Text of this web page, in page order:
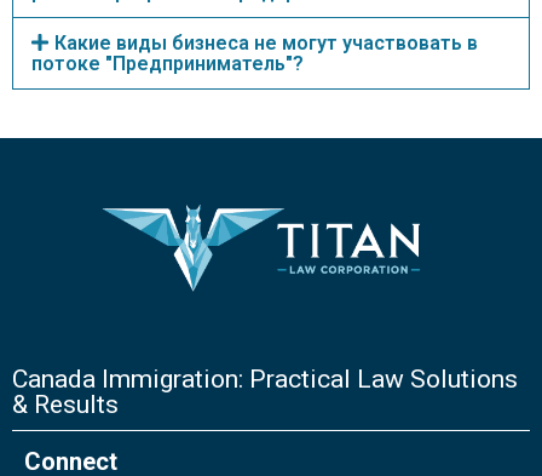
Какие виды бизнеса не могут участвовать в
потоке "Предприниматель"?
Canada Immigration: Practical Law Solutions
& Results
Connect